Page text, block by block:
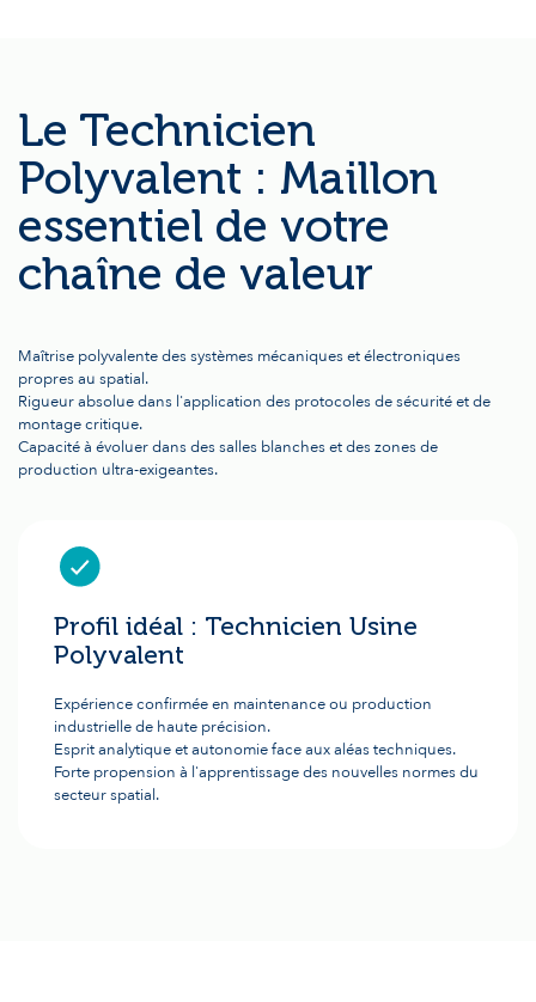
Le Technicien
Polyvalent : Maillon
essentiel de votre
chaîne de valeur
Maîtrise polyvalente des systèmes mécaniques et électroniques
propres au spatial.
Rigueur absolue dans l'application des protocoles de sécurité et de
montage critique.
Capacité à évoluer dans des salles blanches et des zones de
production ultra-exigeantes.
Profil idéal : Technicien Usine
Polyvalent
Expérience confirmée en maintenance ou production
industrielle de haute précision.
Esprit analytique et autonomie face aux aléas techniques.
Forte propension à l'apprentissage des nouvelles normes du
secteur spatial.